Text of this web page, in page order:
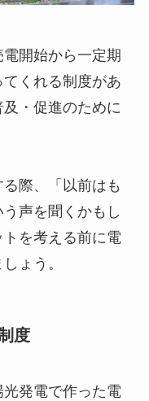
開始から一定期
くれる制度があ
・促進のために
際、「以前はも
声を聞くかもし
を考える前に電
ょう。
度
光発電で作った電